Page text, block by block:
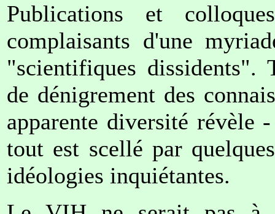
Publications et
complaisants d'une
"scientifiques dissidents".
de dénigrement des
apparente diversité révèle
tout est scellé par
idéologies inquiétantes.